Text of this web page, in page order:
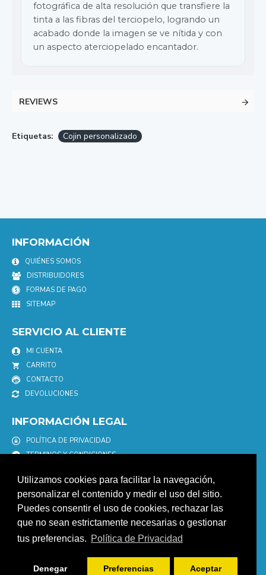
Utilizamos cookies para facilitar la navegación,
personalizar el contenido y medir el uso del sitio.
Puedes consentir el uso de cookies, rechazar las
que no sean estrictamente necesarias o gestionar
tus preferencias. Política de Privacidad
Denegar Preferencias Aceptar
fotográfica de alta resolución que transfiere la
tinta a las fibras del terciopelo, logrando un
acabado donde la imagen se ve nítida y con
un aspecto aterciopelado encantador.
REVIEWS
Etiquetas: Cojin personalizado
INFORMACIÓN
QUIÉNES SOMOS
DISTRIBUIDORES
FORMAS DE PAGO
SITEMAP
SERVICIO AL CLIENTE
MI CUENTA
CARRITO
CONTACTO
DEVOLUCIONES
INFORMACIÓN LEGAL
POLÍTICA DE PRIVACIDAD
TERMINOS Y CONDICIONES
AVISO LEGAL
NEWSLETTER
Únete a nuestro newletter para estar informad@ de nuestras
promociones y descuentos.
ENVIAR